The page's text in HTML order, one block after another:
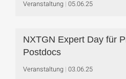
Veranstaltung 05.06.25
NXTGN Expert Day für
Postdocs
Veranstaltung 03.06.25